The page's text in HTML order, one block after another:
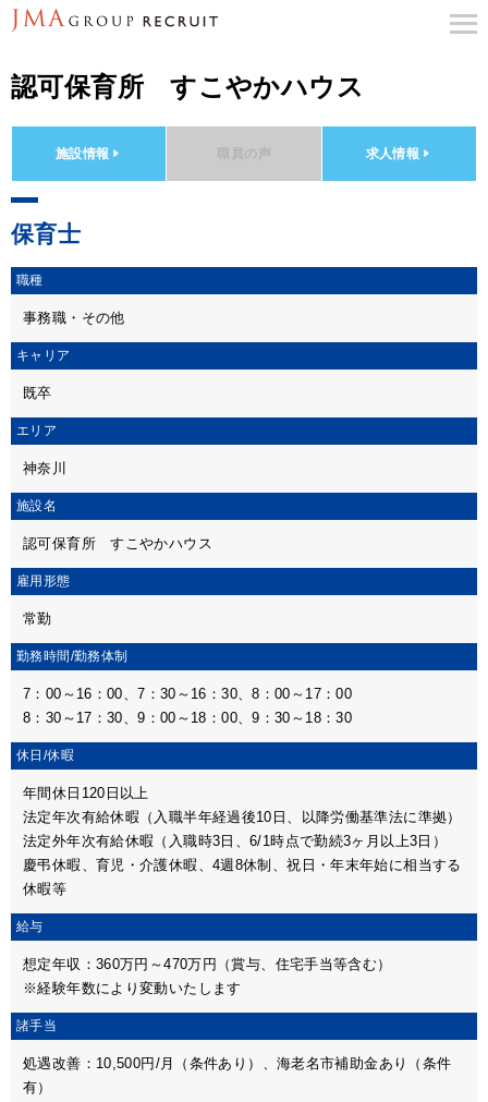
認可保育所 すこやかハウス
施設情報 求人情報
保育士
職種
事務職・その他
キャリア
既卒
エリア
神奈川
施設名
認可保育所 すこやかハウス
雇用形態
常勤
勤務時間/勤務体制
7：00～16：00、7：30～16：30、8：00～17：00
8：30～17：30、9：00～18：00、9：30～18：30
休日/休暇
年間休日120日以上
法定年次有給休暇（入職半年経過後10日、以降労働基準法に準拠）
法定外年次有給休暇（入職時3日、6/1時点で勤続3ヶ月以上3日）
慶弔休暇、育児・介護休暇、4週8休制、祝日・年末年始に相当する
休暇等
給与
想定年収：360万円～470万円（賞与、住宅手当等含む）
※経験年数により変動いたします
諸手当
処遇改善：10,500円/月（条件あり）、海老名市補助金あり（条件
有）